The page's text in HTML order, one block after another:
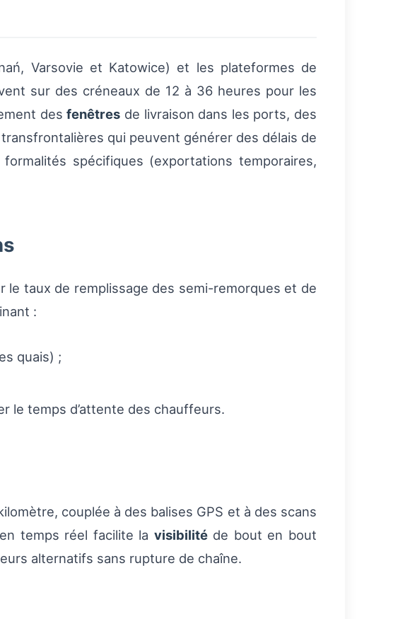
Varsovie et Katowice) et les plateformes de
sur des créneaux de 12 à 36 heures pour les
desfenêtres de livraison dans les ports, des
qui peuvent générer des délais de
spécifiques (exportations temporaires,
taux de remplissage des semi-remorques et de
:
quais) ;
le temps d’attente des chauffeurs.
couplée à des balises GPS et à des scans
temps réel facilite la visibilitéde bout en bout
alternatifs sans rupture de chaîne.